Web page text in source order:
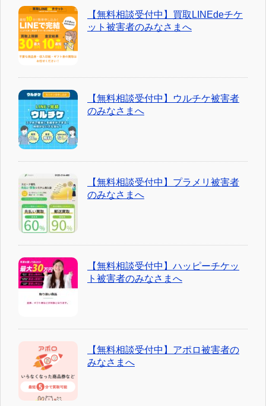
【無料相談受付中】買取LINEdeチケ
ット被害者のみなさまへ
【無料相談受付中】ウルチケ被害者
のみなさまへ
【無料相談受付中】プラメリ被害者
のみなさまへ
【無料相談受付中】ハッピーチケッ
ト被害者のみなさまへ
【無料相談受付中】アポロ被害者の
みなさまへ